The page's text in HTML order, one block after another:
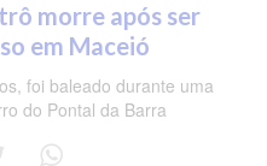
morre após ser
em Maceió
foi baleado durante uma
do Pontal da Barra